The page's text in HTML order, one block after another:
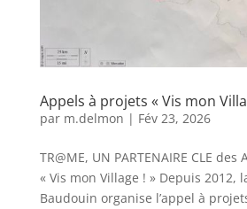
Appels à projets « Vis mon
par m.delmon | Fév 23, 2026
TR@ME, UN PARTENAIRE CLE des
« Vis mon Village ! » Depuis 2012,
Baudouin organise l’appel à